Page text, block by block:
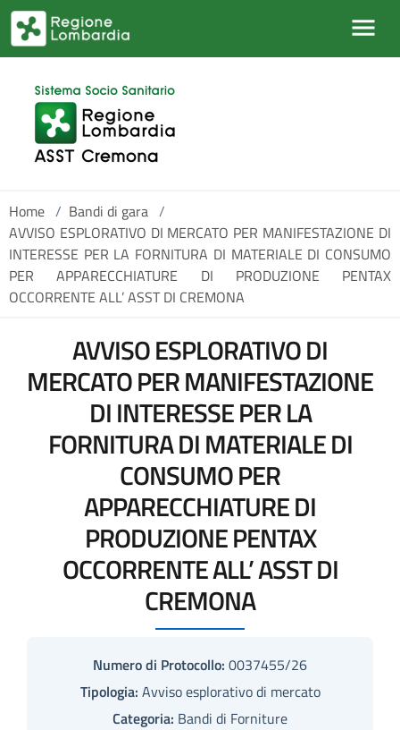
Salta al contenuto principale
Home / Bandi di gara /
AVVISO ESPLORATIVO DI MERCATO PER MANIFESTAZIONE DI
INTERESSE PER LA FORNITURA DI MATERIALE DI CONSUMO
PER APPARECCHIATURE DI PRODUZIONE PENTAX
OCCORRENTE ALL’ ASST DI CREMONA
AVVISO ESPLORATIVO DI
MERCATO PER MANIFESTAZIONE
DI INTERESSE PER LA
FORNITURA DI MATERIALE DI
CONSUMO PER
APPARECCHIATURE DI
PRODUZIONE PENTAX
OCCORRENTE ALL’ ASST DI
CREMONA
Numero di Protocollo: 0037455/26
Tipologia: Avviso esplorativo di mercato
Categoria: Bandi di Forniture